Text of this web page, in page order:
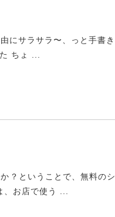
にサラサラ〜、っと手書き
ちょ ...
？ということで、無料のシ
お店で使う ...